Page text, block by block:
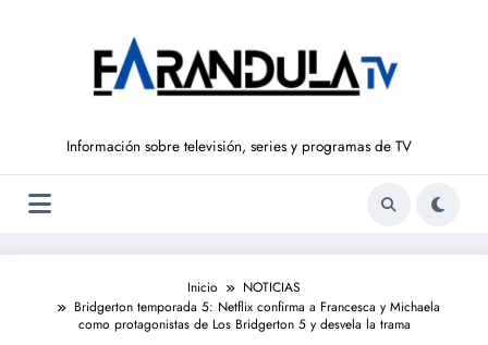
Información sobre televisión, series y programas de TV
Inicio
NOTICIAS
Bridgerton temporada 5: Netflix confirma a Francesca y Michaela
como protagonistas de Los Bridgerton 5 y desvela la trama